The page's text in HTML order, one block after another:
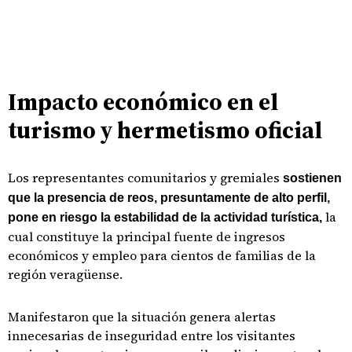
Impacto económico en el
turismo y hermetismo oficial
Los representantes comunitarios y gremiales sostienen
que la presencia de reos, presuntamente de alto perfil,
pone en riesgo la estabilidad de la actividad turística, la
cual constituye la principal fuente de ingresos
económicos y empleo para cientos de familias de la
región veragüense.
Manifestaron que la situación genera alertas
innecesarias de inseguridad entre los visitantes